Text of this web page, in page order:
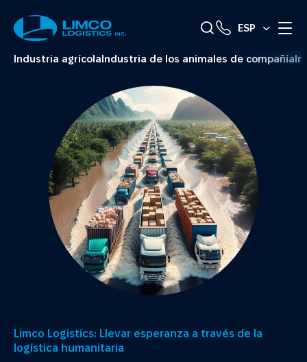
ESP
Industria agrícolaIndustria de los animales de compañía
Limco Logistics: Llevar esperanza a través de la
logística humanitaria